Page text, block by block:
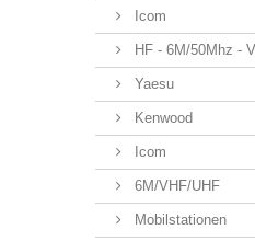
Icom
HF - 6M/50Mhz -
Yaesu
Kenwood
Icom
6M/VHF/UHF
Mobilstationen